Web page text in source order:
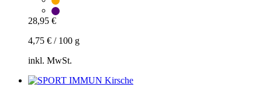
Optionen
können
auf
Produktseite
werden
28,95 €
4,75 € / 100 g
inkl. MwSt.
Zum